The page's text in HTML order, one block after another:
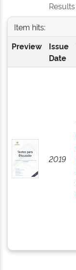
Item hits:
Preview
Issue
Date
2019